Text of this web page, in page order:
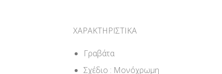
ΧΑΡΑΚΤΗΡΙΣΤΙΚΑ
Γραβάτα
Σχέδιο : Μονόχρωμη